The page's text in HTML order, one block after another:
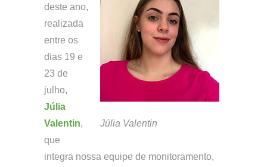
Júlia Valentin
deste ano,
realizada
entre os
dias 19 e
23 de
julho,
Júlia
Valentin,
que
integra nossa equipe de monitoramento,